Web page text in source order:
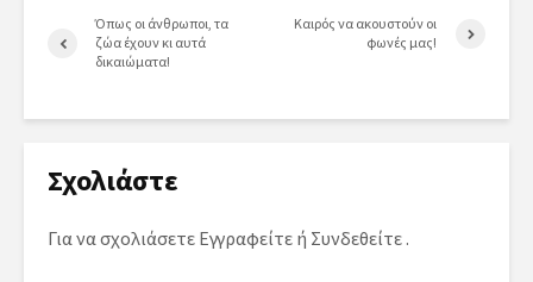
Όπως οι άνθρωποι, τα
ζώα έχουν κι αυτά
δικαιώματα!
Καιρός να ακουστούν οι
φωνές μας!
Σχολιάστε
Για να σχολιάσετε Εγγραφείτε ή Συνδεθείτε .